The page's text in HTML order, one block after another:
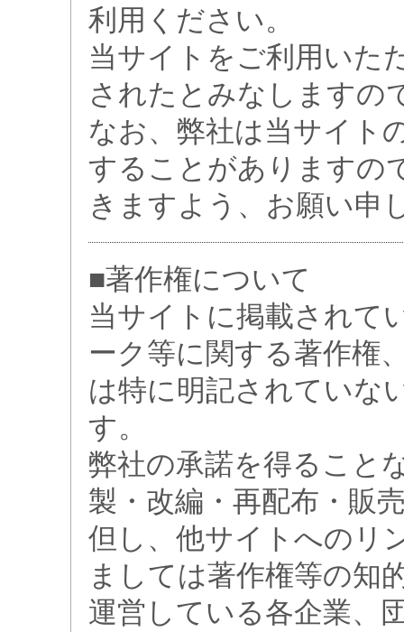
利用ください。
当サイトをご利用いた
されたとみなしますの
なお、弊社は当サイト
することがありますの
きますよう、お願い申
■著作権について
当サイトに掲載されて
ーク等に関する著作権
は特に明記されていな
す。
弊社の承諾を得ること
製・改編・再配布・販
但し、他サイトへのリ
ましては著作権等の知
運営している各企業、